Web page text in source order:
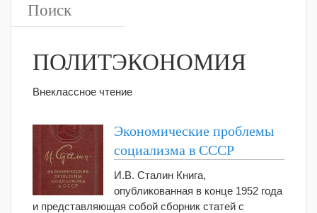
ПОЛИТЭКОНОМИЯ
Внеклассное чтение
Экономические проблемы
социализма в СССР
И.В. Сталин Книга,
опубликованная в конце 1952 года
и представляющая собой сборник статей с